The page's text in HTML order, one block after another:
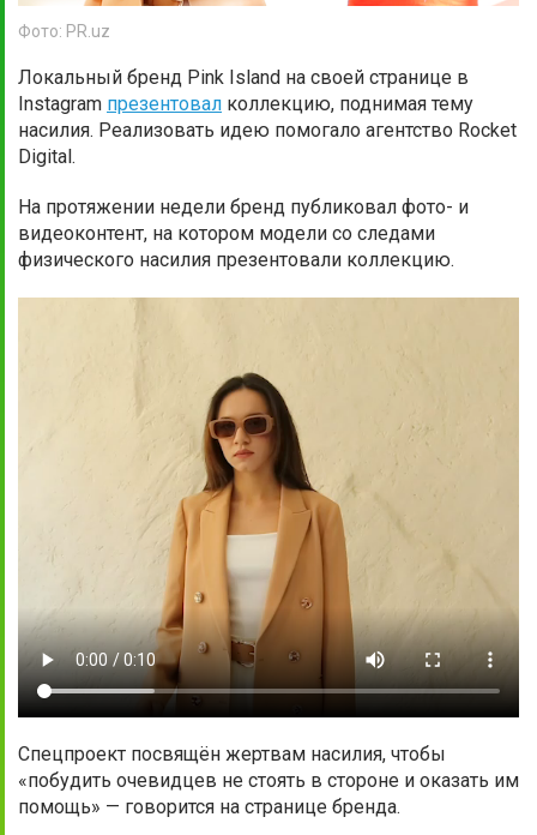
Фото: PR.uz
Локальный бренд Pink Island на своей странице в
Instagram презентовал коллекцию, поднимая тему
насилия. Реализовать идею помогало агентство Rocket
Digital.
На протяжении недели бренд публиковал фото- и
видеоконтент, на котором модели со следами
физического насилия презентовали коллекцию.
Спецпроект посвящён жертвам насилия, чтобы
«побудить очевидцев не стоять в стороне и оказать им
помощь» — говорится на странице бренда.